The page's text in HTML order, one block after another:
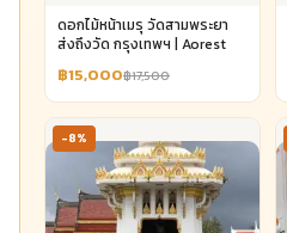
ดอกไม้หน้าเมรุ วัดสามพระยา
ส่งถึงวัด กรุงเทพฯ | Aorest
฿15,000฿17,500
-8%